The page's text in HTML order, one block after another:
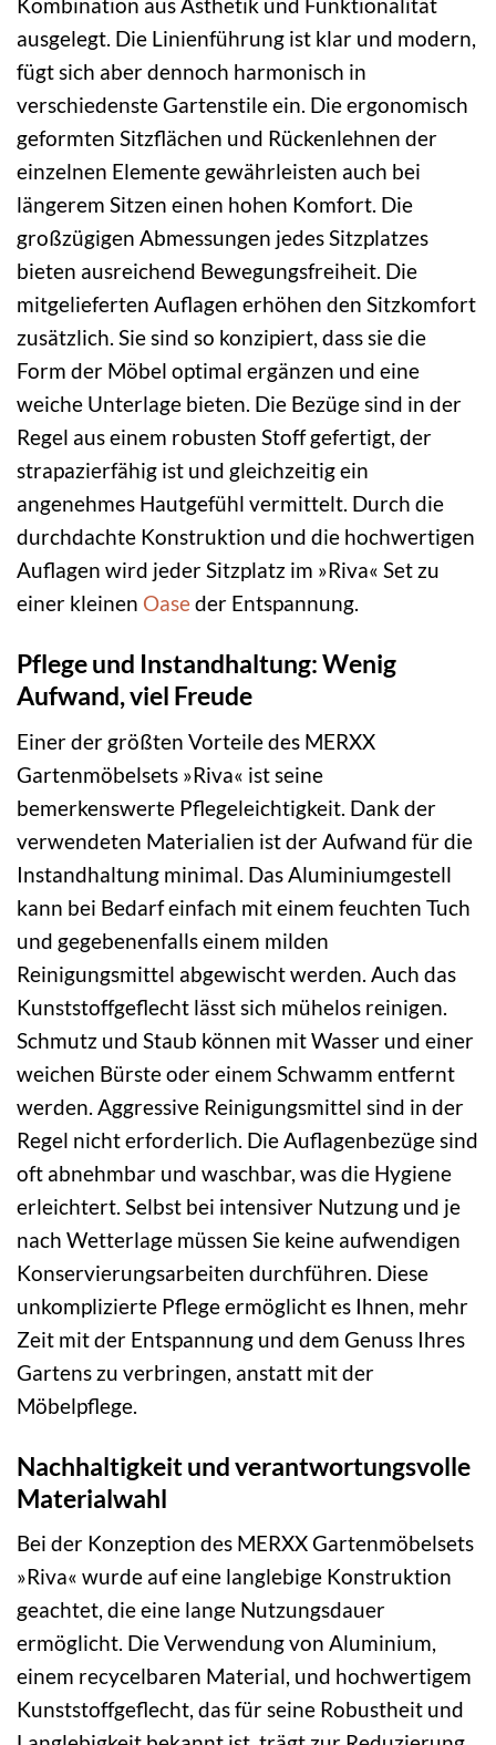
Kombination aus Ästhetik und Funktionalität
ausgelegt. Die Linienführung ist klar und modern,
fügt sich aber dennoch harmonisch in
verschiedenste Gartenstile ein. Die ergonomisch
geformten Sitzflächen und Rückenlehnen der
einzelnen Elemente gewährleisten auch bei
längerem Sitzen einen hohen Komfort. Die
großzügigen Abmessungen jedes Sitzplatzes
bieten ausreichend Bewegungsfreiheit. Die
mitgelieferten Auflagen erhöhen den Sitzkomfort
zusätzlich. Sie sind so konzipiert, dass sie die
Form der Möbel optimal ergänzen und eine
weiche Unterlage bieten. Die Bezüge sind in der
Regel aus einem robusten Stoff gefertigt, der
strapazierfähig ist und gleichzeitig ein
angenehmes Hautgefühl vermittelt. Durch die
durchdachte Konstruktion und die hochwertigen
Auflagen wird jeder Sitzplatz im »Riva« Set zu
einer kleinen Oaseder Entspannung.
Pflege und Instandhaltung: Wenig
Aufwand, viel Freude
Einer der größten Vorteile des MERXX
Gartenmöbelsets »Riva« ist seine
bemerkenswerte Pflegeleichtigkeit. Dank der
verwendeten Materialien ist der Aufwand für die
Instandhaltung minimal. Das Aluminiumgestell
kann bei Bedarf einfach mit einem feuchten Tuch
und gegebenenfalls einem milden
Reinigungsmittel abgewischt werden. Auch das
Kunststoffgeflecht lässt sich mühelos reinigen.
Schmutz und Staub können mit Wasser und einer
weichen Bürste oder einem Schwamm entfernt
werden. Aggressive Reinigungsmittel sind in der
Regel nicht erforderlich. Die Auflagenbezüge sind
oft abnehmbar und waschbar, was die Hygiene
erleichtert. Selbst bei intensiver Nutzung und je
nach Wetterlage müssen Sie keine aufwendigen
Konservierungsarbeiten durchführen. Diese
unkomplizierte Pflege ermöglicht es Ihnen, mehr
Zeit mit der Entspannung und dem Genuss Ihres
Gartens zu verbringen, anstatt mit der
Möbelpflege.
Nachhaltigkeit und verantwortungsvolle
Materialwahl
Bei der Konzeption des MERXX Gartenmöbelsets
»Riva« wurde auf eine langlebige Konstruktion
geachtet, die eine lange Nutzungsdauer
ermöglicht. Die Verwendung von Aluminium,
einem recycelbaren Material, und hochwertigem
Kunststoffgeflecht, das für seine Robustheit und